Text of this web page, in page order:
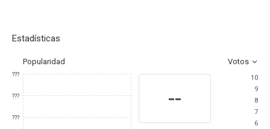
Estadísticas
Popularidad Votos
???
???
???
--
10
9
8
7
6